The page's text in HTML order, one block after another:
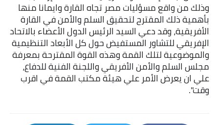
أخبار الرياضة
أخبار الفن
صحة
البوابة التعليمية
وذلك من واقع مسؤليات مصر تجاه القارة وايمانا منها
بأهمية ذلك المقترح لتحقيق السلم والأمن في القارة
الأفريقية، وقد دعي السيد الرئيس الدول الأعضاء بالاتحاد
الإفريقي للتشاور المستفيض حول كل الأبعاد التنظيمية
والموضوعية لتلك القمة وهذه القوة المقترحة بمعرفة
مجلس السلم والأمن الأفريقي واللجنة الفنية للدفاع،
علي ان يعرض الأمر علي هيئة مكتب القمة في اقرب
وقت".